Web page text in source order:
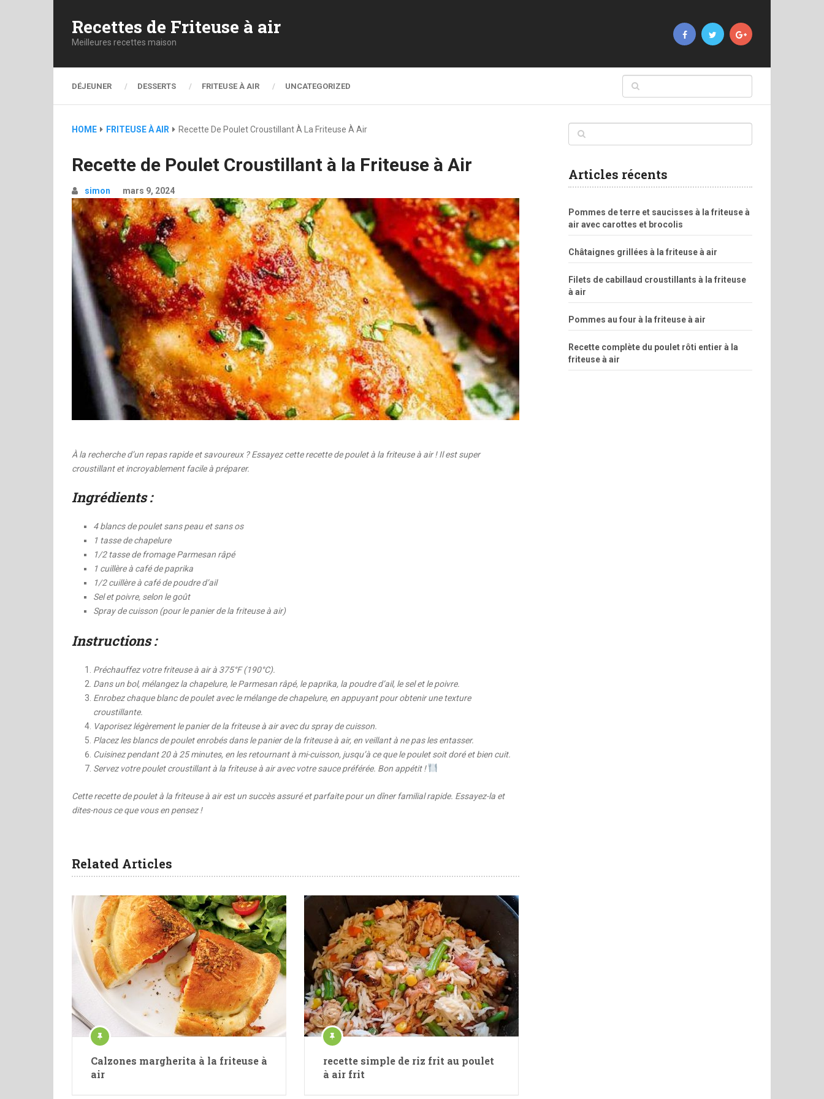
Recettes de Friteuse à air
Meilleures recettes maison
DÉJEUNER DESSERTS FRITEUSE À AIR UNCATEGORIZED
HOME FRITEUSE À AIR Recette De Poulet Croustillant À La Friteuse À Air
Recette de Poulet Croustillant à la Friteuse à Air
simon mars 9, 2024
À la recherche d’un repas rapide et savoureux ? Essayez cette recette de poulet à la friteuse à air ! Il est super
croustillant et incroyablement facile à préparer.
Ingrédients :
4 blancs de poulet sans peau et sans os
1 tasse de chapelure
1/2 tasse de fromage Parmesan râpé
1 cuillère à café de paprika
1/2 cuillère à café de poudre d’ail
Sel et poivre, selon le goût
Spray de cuisson (pour le panier de la friteuse à air)
Instructions :
Préchauffez votre friteuse à air à 375°F (190°C).
Dans un bol, mélangez la chapelure, le Parmesan râpé, le paprika, la poudre d’ail, le sel et le poivre.
Enrobez chaque blanc de poulet avec le mélange de chapelure, en appuyant pour obtenir une texture
croustillante.
Vaporisez légèrement le panier de la friteuse à air avec du spray de cuisson.
Placez les blancs de poulet enrobés dans le panier de la friteuse à air, en veillant à ne pas les entasser.
Cuisinez pendant 20 à 25 minutes, en les retournant à mi-cuisson, jusqu’à ce que le poulet soit doré et bien cuit.
Servez votre poulet croustillant à la friteuse à air avec votre sauce préférée. Bon appétit !
Cette recette de poulet à la friteuse à air est un succès assuré et parfaite pour un dîner familial rapide. Essayez-la et
dites-nous ce que vous en pensez !
Related Articles
Calzones margherita à la friteuse à
air
recette simple de riz frit au poulet
à air frit
Articles récents
Pommes de terre et saucisses à la friteuse à
air avec carottes et brocolis
Châtaignes grillées à la friteuse à air
Filets de cabillaud croustillants à la friteuse
à air
Pommes au four à la friteuse à air
Recette complète du poulet rôti entier à la
friteuse à air